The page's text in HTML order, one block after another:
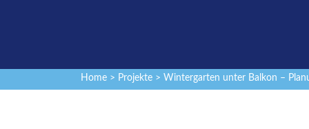
Home > Projekte > Wintergarten unter Balkon –